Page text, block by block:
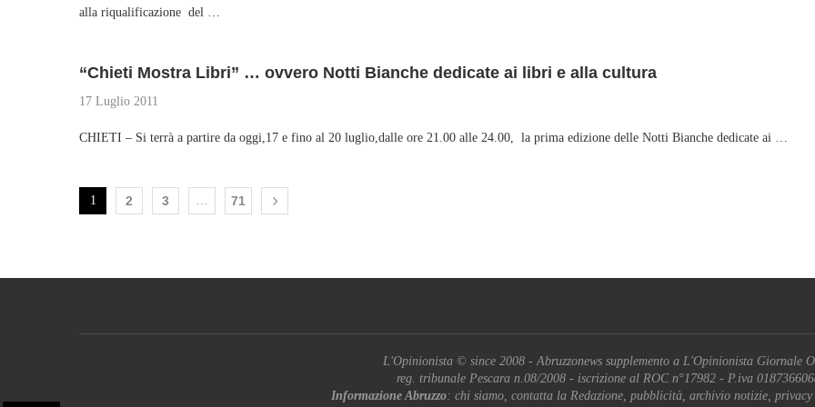
alla riqualificazione del …
“Chieti Mostra Libri” … ovvero Notti Bianche dedicate ai libri e alla cultura
17 Luglio 2011
CHIETI – Si terrà a partire da oggi,17 e fino al 20 luglio,dalle ore 21.00 alle 24.00, la prima edizione delle Notti Bianche dedicate ai …
1 2 3 … 71
L'Opinionista © since 2008 - Abruzzonews supplemento a L'Opinionista Giornale
reg. tribunale Pescara n.08/2008 - iscrizione al ROC n°17982 - P.iva
Informazione Abruzzo: chi siamo, contatta la Redazione, pubblicità, archivio notizie, privacy